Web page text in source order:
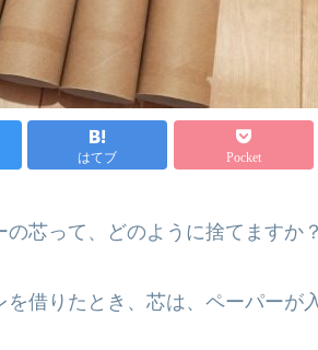
はてブ Pocket
芯って、どのように捨てますか？
を借りたとき、芯は、ペーパーが